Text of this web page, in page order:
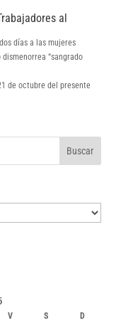
al
días a las mujeres
“sangrado
de octubre del presente
V S
D